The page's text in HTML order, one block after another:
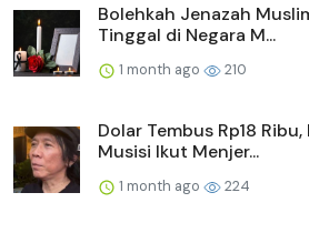
Bolehkah Jenazah
Tinggal di Negara M...
1 month ago 210
Dolar Tembus Rp18
Musisi Ikut Menjer...
1 month ago 224